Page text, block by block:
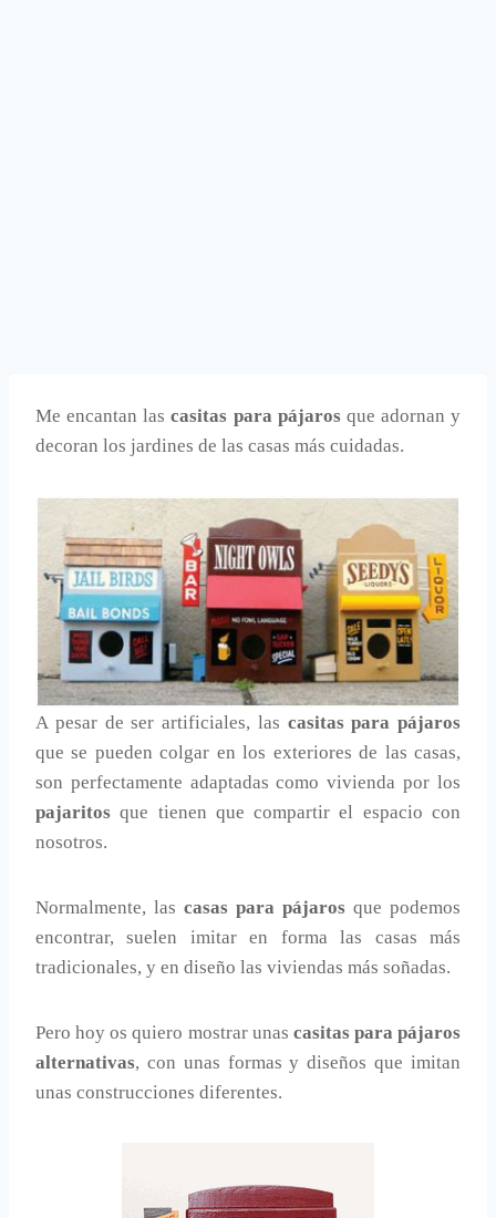
Me encantan lascasitas para pájarosque adornan y
decoran los jardines de las casas más cuidadas.
A pesar de ser artificiales, las casitas para pájaros
que se pueden colgar en los exteriores de las casas,
son perfectamente adaptadas como vivienda por los
pajaritos que tienen que compartir el espacio con
nosotros.
Normalmente, las casas para pájaros que podemos
encontrar, suelen imitar en forma las casas más
tradicionales, y en diseño las viviendas más soñadas.
Pero hoy os quiero mostrar unas casitas para pájaros
alternativas, con unas formas y diseños que imitan
unas construcciones diferentes.